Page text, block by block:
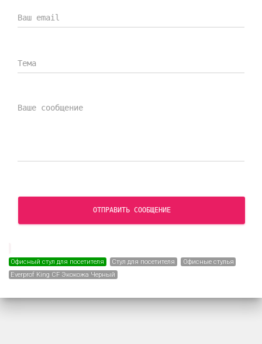
СКАЧАТЬ СЕРТИФИКАТ
ОТПРАВИТЬ СООБЩЕНИЕ
Офисный стул для посетителя Стул для посетителя
Офисные стулья
Everprof King CF Экокожа Черный